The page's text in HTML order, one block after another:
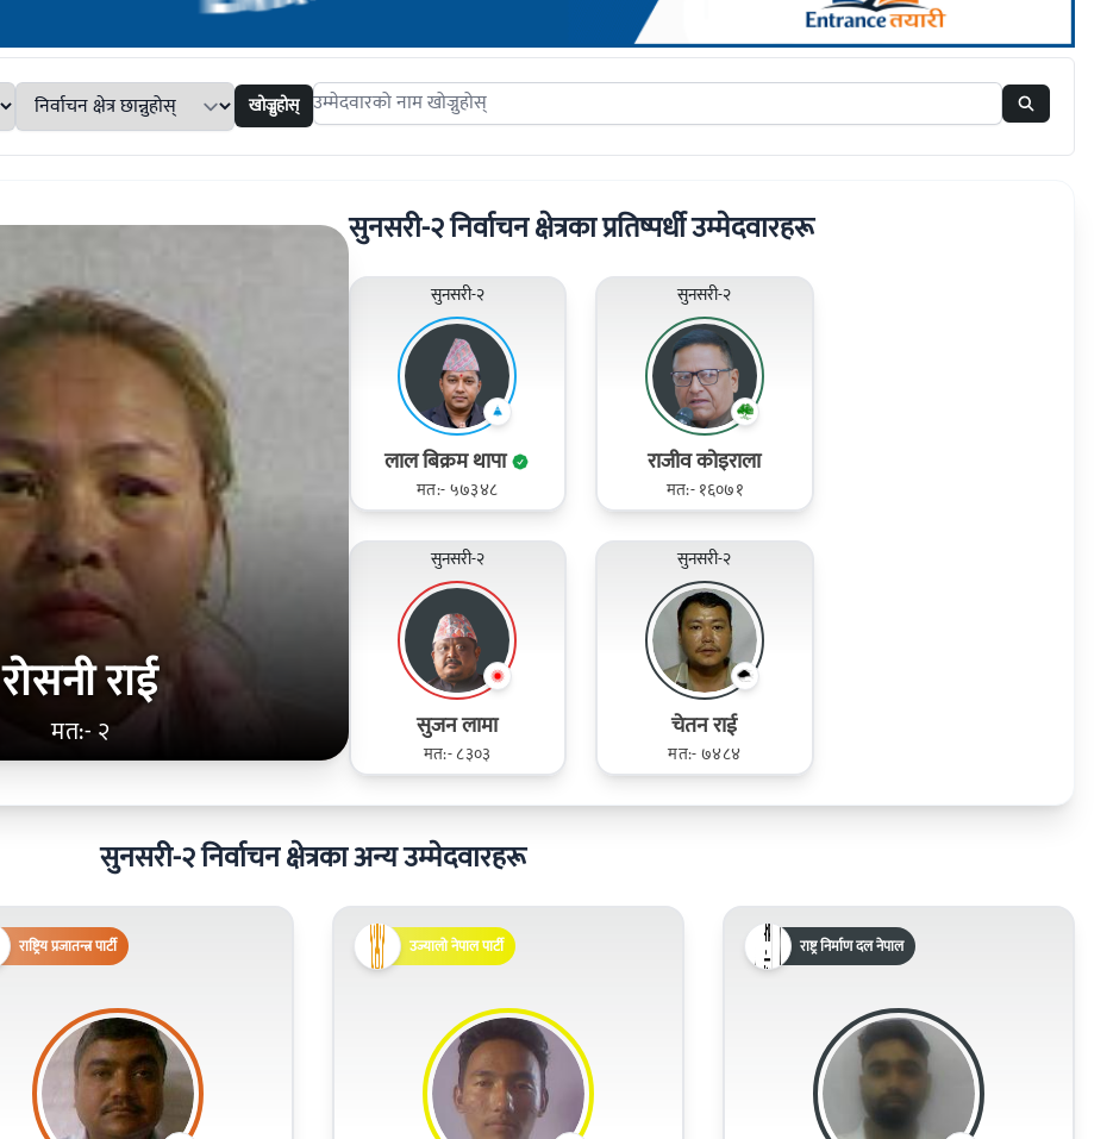
खोज्नुहोस् Search candidates
रोसनी राई
मत:- २
सुनसरी-२ निर्वाचन क्षेत्रका प्रतिष्पर्धी उम्मेदवारहरू
सुनसरी-२
लाल बिक्रम थापा
मत:- ५७३४८
सुनसरी-२
राजीव कोइराला
मत:- १६०७१
सुनसरी-२
सुजन लामा
मत:- ८३०३
सुनसरी-२
चेतन राई
मत:- ७४८४
सुनसरी-२ निर्वाचन क्षेत्रका अन्य उम्मेदवारहरू
राष्ट्रिय प्रजातन्त्र पार्टी उज्यालो नेपाल पार्टी राष्ट्र निर्माण दल नेपाल